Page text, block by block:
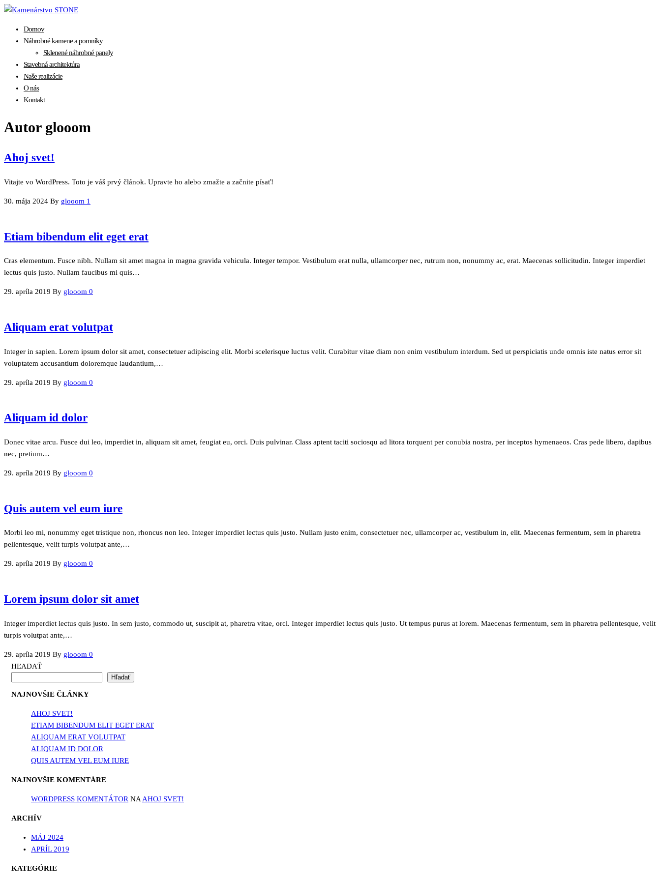
Skip
content
Domov
Náhrobné kamene a pomníky
Sklenené náhrobné panely
Stavebná architektúra
Naše realizácie
O nás
Kontakt
Autor glooom
Ahoj svet!
Vitajte vo WordPress. Toto je váš prvý článok. Upravte ho alebo zmažte a začnite písať!
30. mája 2024 By glooom 1
Etiam bibendum elit eget erat
Cras elementum. Fusce nibh. Nullam sit amet magna in magna gravida vehicula. Integer tempor. Vestibulum erat nulla, ullamcorper nec, rutrum non, nonummy ac, erat. Maecenas sollicitudin. Integer imperdiet
lectus quis justo. Nullam faucibus mi quis…
29. apríla 2019 By glooom 0
Aliquam erat volutpat
Integer in sapien. Lorem ipsum dolor sit amet, consectetuer adipiscing elit. Morbi scelerisque luctus velit. Curabitur vitae diam non enim vestibulum interdum. Sed ut perspiciatis unde omnis iste natus error sit
voluptatem accusantium doloremque laudantium,…
29. apríla 2019 By glooom 0
Aliquam id dolor
Donec vitae arcu. Fusce dui leo, imperdiet in, aliquam sit amet, feugiat eu, orci. Duis pulvinar. Class aptent taciti sociosqu ad litora torquent per conubia nostra, per inceptos hymenaeos. Cras pede libero, dapibus
nec, pretium…
29. apríla 2019 By glooom 0
Quis autem vel eum iure
Morbi leo mi, nonummy eget tristique non, rhoncus non leo. Integer imperdiet lectus quis justo. Nullam justo enim, consectetuer nec, ullamcorper ac, vestibulum in, elit. Maecenas fermentum, sem in pharetra
pellentesque, velit turpis volutpat ante,…
29. apríla 2019 By glooom 0
Lorem ipsum dolor sit amet
Integer imperdiet lectus quis justo. In sem justo, commodo ut, suscipit at, pharetra vitae, orci. Integer imperdiet lectus quis justo. Ut tempus purus at lorem. Maecenas fermentum, sem in pharetra pellentesque, velit
turpis volutpat ante,…
29. apríla 2019 By glooom 0
HĽADAŤ
Hľadať
NAJNOVŠIE ČLÁNKY
AHOJ SVET!
ETIAM BIBENDUM ELIT EGET ERAT
ALIQUAM ERAT VOLUTPAT
ALIQUAM ID DOLOR
QUIS AUTEM VEL EUM IURE
NAJNOVŠIE KOMENTÁRE
WORDPRESS KOMENTÁTOR NA AHOJ SVET!
ARCHÍV
MÁJ 2024
APRÍL 2019
KATEGÓRIE